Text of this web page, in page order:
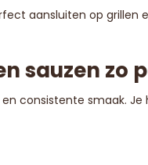
aansluiten op
sauzen zo
consistente smaak.